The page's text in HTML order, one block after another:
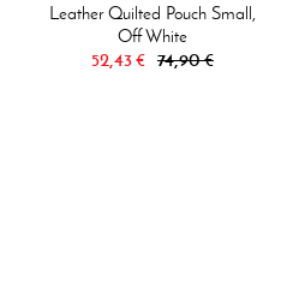
Leather Quilted Pouch Small,
Off White
52,43 € 74,90 €